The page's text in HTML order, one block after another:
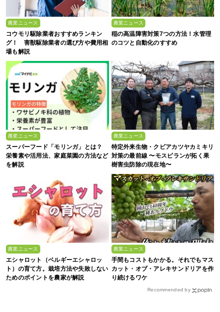
農業ニュース
コウモリ駆除業者おすすめランキン
グ！ 害獣駆除業者の選び方や費用相
場も解説
農業ニュース
稲の高温障害対策7つの方法！水管理
のコツと自動化のすすめ
農業ニュース
スーパーフード「モリンガ」とは？
栄養素や活用法、家庭菜園の方法など
を解説
農業ニュース
特定外来生物・クビアカツヤカミキリ
対策の最前線 〜モスピランが拓く果
樹害虫防除の現在地〜
農業ニュース
エシャロット（ベルギーエシャロッ
ト）の育て方。栽培方法や失敗しない
ためのポイントを農家が解説
農業ニュース
手間もコストもかかる。それでもマス
カット・オブ・アレキサンドリアを作
り続けるワケ
Recommended by